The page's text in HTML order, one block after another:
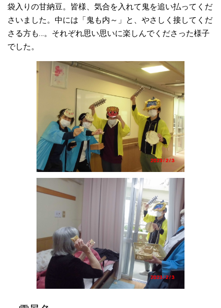
はたいへんご不便をおかけしますが、ご理解とご協力のほど、よ
ろしくお願い致します。なお、12月10日(土)までは、共有スペー
スにて30分以内のご面会が可能ですので、事前にご連絡いただい
た上でご来訪いただきますよう、また下記の内容についてご協力
をお願い申し上げます。
2022.11.17
①面会は、過去2週間以内に感染者、感染の疑いがある方や濃厚接
触者との接触がない方で、平熱であるなど、健康状態に問題がな
い方に限ります ②面会に来られる
方は18歳以上、2名様までとさせていただきま
す ③面会時間は30分以内
でお願いします。また、飲食はご遠慮くださ
い ④新型コ
ロナワクチンの3回目以降の接種を済ませておかれるよう、お願い
す
⑤その他、施設に来られた際には、手洗い、
消毒、マスク着用等にご協力いただくよう、お願いします
☆面会 再開のご案
内
10月19日に職員1名の新型コロナウイルス陽性が確認され、
利用者様へのご面会を一時見合わせていましたが、利用者様、当
該職員以外の陰性が確認できたため、面会を再開させていただき
ます。引き続き、時間・人数制限を設けながらの面会となります
袋入りの甘納豆。皆様、気合を入れて鬼を追い払ってくだ
さいました。中には「鬼も内～」と、やさしく接してくだ
さる方も…。それぞれ思い思いに楽しんでくださった様子
でした。